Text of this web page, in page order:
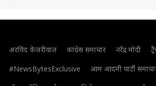
अरविंद केजरीवाल कांग्रेस समाचार नरेंद्र मोदी
#NewsBytesExclusive
आम आदमी पार्टी